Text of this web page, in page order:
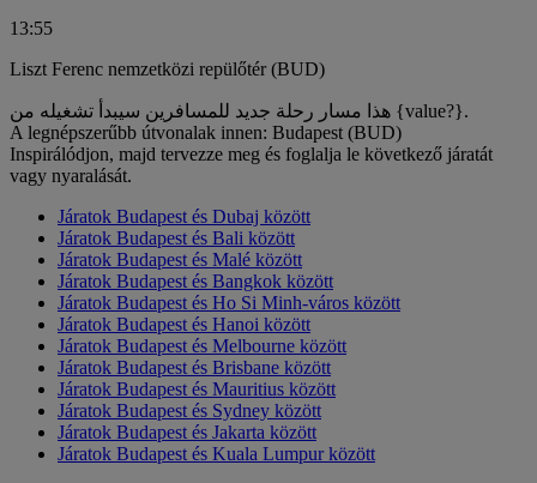
13:55
Liszt Ferenc nemzetközi repülőtér (BUD)
هذا مسار رحلة جديد للمسافرين سيبدأ تشغيله من {value?}.
A legnépszerűbb útvonalak innen: Budapest (BUD)
Inspirálódjon, majd tervezze meg és foglalja le következő járatát
vagy nyaralását.
Járatok Budapest és Dubaj között
Járatok Budapest és Bali között
Járatok Budapest és Malé között
Járatok Budapest és Bangkok között
Járatok Budapest és Ho Si Minh-város között
Járatok Budapest és Hanoi között
Járatok Budapest és Melbourne között
Járatok Budapest és Brisbane között
Járatok Budapest és Mauritius között
Járatok Budapest és Sydney között
Járatok Budapest és Jakarta között
Járatok Budapest és Kuala Lumpur között